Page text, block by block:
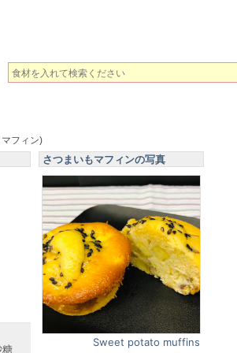
フィン)
糖
さつまいもマフィンの写真
Sweet potato muffins